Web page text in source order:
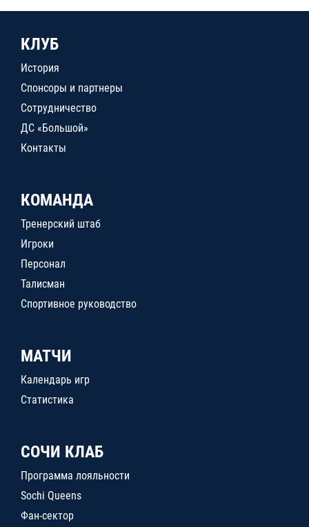
КЛУБ
История
Спонсоры и партнеры
Сотрудничество
ДС «Большой»
Контакты
КОМАНДА
Тренерский штаб
Игроки
Персонал
Талисман
Спортивное руководство
МАТЧИ
Календарь игр
Статистика
СОЧИ КЛАБ
Программа лояльности
Sochi Queens
Фан-сектор